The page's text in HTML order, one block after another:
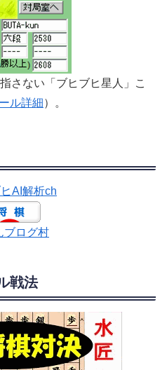
さない「ブヒブヒ星人」こ
ル詳細）。
AI解析ch
ブログ村
戦法